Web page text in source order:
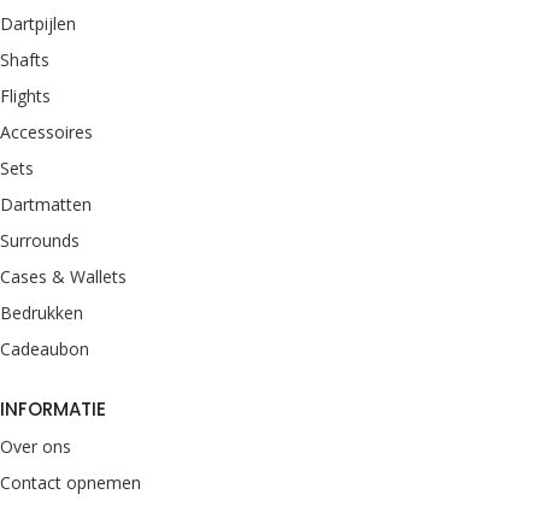
Dartpijlen
Shafts
Flights
Accessoires
Sets
Dartmatten
Surrounds
Cases & Wallets
Bedrukken
Cadeaubon
INFORMATIE
Over ons
Contact opnemen